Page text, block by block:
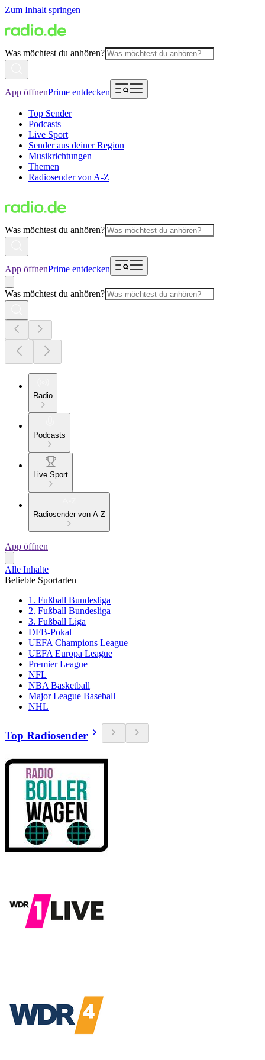
Zum Inhalt springen
Was möchtest du anhören?
App öffnenPrime entdecken
Top Sender
Podcasts
Live Sport
Sender aus deiner Region
Musikrichtungen
Themen
Radiosender von A-Z
Was möchtest du anhören?
App öffnenPrime entdecken
Was möchtest du anhören?
Radio
Podcasts
Live Sport
Radiosender von A-Z
App öffnen
Alle Inhalte
Beliebte Sportarten
1. Fußball Bundesliga
2. Fußball Bundesliga
3. Fußball Liga
DFB-Pokal
UEFA Champions League
UEFA Europa League
Premier League
NFL
NBA Basketball
Major League Baseball
NHL
Top Radiosender